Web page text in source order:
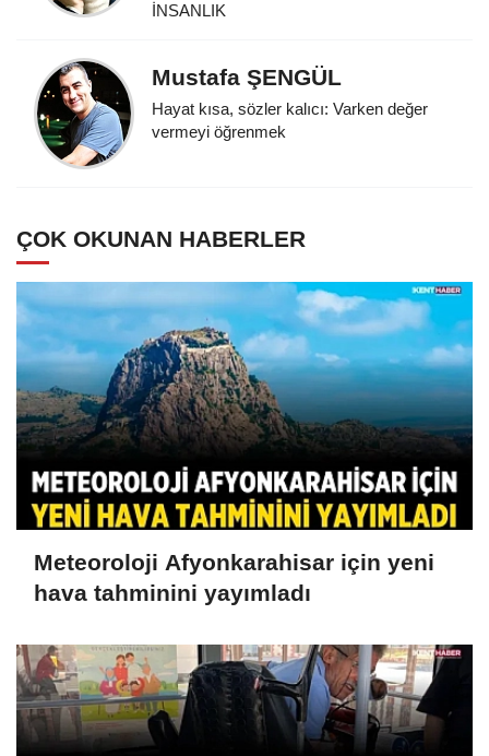
İNSANLIK
Mustafa ŞENGÜL
Hayat kısa, sözler kalıcı: Varken değer
vermeyi öğrenmek
ÇOK OKUNAN HABERLER
Meteoroloji Afyonkarahisar için yeni
hava tahminini yayımladı